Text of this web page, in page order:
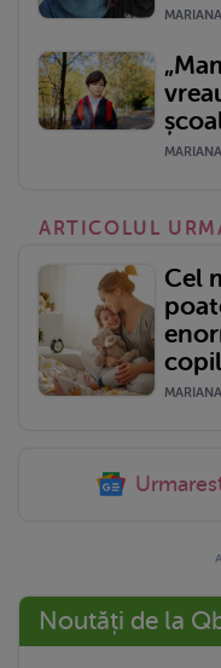
ARTICOLUL
Cel
Noutăți de la